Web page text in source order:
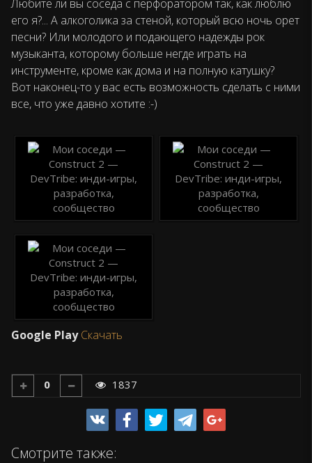
Любите ли вы соседа с перфоратором так, как люблю
его я?... А алкоголика за стеной, который всю ночь орет
песни? Или молодого и подающего надежды рок
музыканта, которому больше негде играть на
инструменте, кроме как дома и на полную катушку?
Вот наконец-то у вас есть возможность сделать с ними
все, что уже давно хотите :-)
Google Play Скачать
0 1837
Смотрите также: